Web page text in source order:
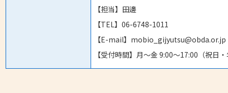
【担当】田邊
【TEL】06-6748-1011
【E-mail】mobio_gijyutsu@obda.or.jp
【受付時間】月～金 9:00～17:00（祝日